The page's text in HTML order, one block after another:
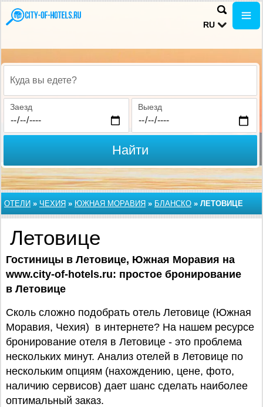
RU
Куда вы едете?
Заезд Выезд
Найти
ОТЕЛИ » ЧЕХИЯ » ЮЖНАЯ МОРАВИЯ » БЛАНСКО » ЛЕТОВИЦЕ
Летовице
Гостиницы в Летовице, Южная Моравия на
www.city-of-hotels.ru: простое бронирование
в Летовице
Сколь сложно подобрать отель Летовице (Южная
Моравия, Чехия) в интернете? На нашем ресурсе
бронирование отеля в Летовице - это проблема
нескольких минут. Анализ отелей в Летовице по
нескольким опциям (нахождению, цене, фото,
наличию сервисов) дает шанс сделать наиболее
оптимальный заказ.